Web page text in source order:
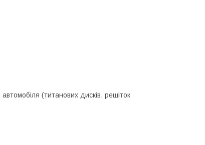
(титанових дисків, решіток